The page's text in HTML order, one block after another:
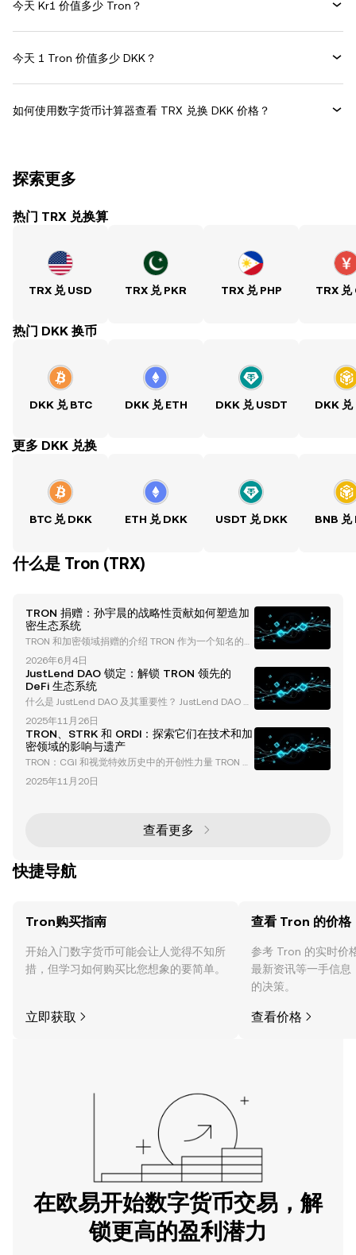
今天 Kr1 价值多少 Tron？
今天 1 Tron 价值多少 DKK？
如何使用数字货币计算器查看 TRX 兑换 DKK 价格？
探索更多
热门 TRX 兑换算
TRX 兑 USD TRX 兑 PKR TRX 兑 PHP TRX 兑
热门 DKK 换币
DKK 兑 BTC DKK 兑 ETH DKK 兑 USDT DKK 兑
ִִִִִִִִִִִִִִִִִִִִִִִִִִִִִִִִִִִִִִִִִִִִִִִִ更多 DKK 兑换
BTC 兑 DKK ETH 兑 DKK USDT 兑 DKK BNB 兑
什么是 Tron (TRX)
TRON 捐赠：孙宇晨的战略性贡献如何塑造加
密生态系统
TRON 和加密领域捐赠的介绍 TRON 作为一个知名的区
块链平台，不仅因其技术进步而在加密货币行业中崭露
头角，还因其创始人孙宇晨的创新捐赠策略和生态系统
投资而备受关注。这些贡献通常以代币购买的形式进
行，展示了 TRON 在慈善和区块链发展方面的独特方
法。 在本文中，我们将深入探讨 TRON 和孙宇晨的捐
赠策略如何影响加密领域，这些贡献背后的机制，以及
它们对区块链采用的更广泛意义。 孙宇晨在迷因币
2026年6月4日
JustLend DAO 锁定：解锁 TRON 领先的
DeFi 生态系统
什么是 JustLend DAO 及其重要性？ JustLend DAO 是
TRON 生态系统中领先的去中心化借贷协议，是去中心
化金融（DeFi）创新的基石。其总锁仓价值（TVL）已
超过 81.6 亿美元，用户数量超过 474,000，巩固了其
在 DeFi 领域的重要地位。该平台提供多样化的金融服
务，包括借贷、质押和能量租赁，成为零售和机构投资
者的综合金融中心。 JustLend DAO 在 T
2025年11月26日
TRON、STRK 和 ORDI：探索它们在技术和加
密领域的影响与遗产
TRON：CGI 和视觉特效历史中的开创性力量 TRON 于
1982 年上映，是计算机生成图像（CGI）和视觉特效
演变中的一个里程碑。在当时没有任何 3D 建模或渲染
业，还为现代数字大片奠定了基础。 TRON 视觉特效
背后的挑战 创造 TRON 标志性的视觉效果绝非易事。
2025年11月20日
查看更多
快捷导航
Tron购买指南
开始入门数字货币可能会让人觉得不知所
措，但学习如何购买比您想象的要简单。
立即获取
查看 Tron 的价格
参考 Tron 的实时价
最新资讯等一手信息
的决策。
查看价格
在欧易开始数字货币交易，解
锁更高的盈利潜力